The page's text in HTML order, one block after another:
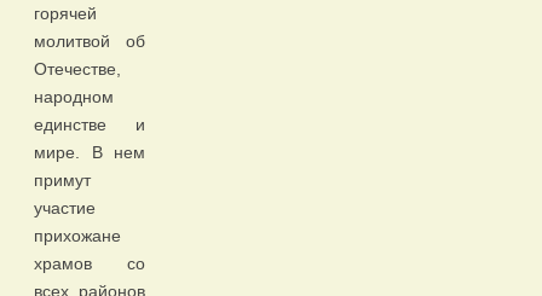
горячей
молитвой об
Отечестве,
народном
единстве и
мире. В нем
примут
участие
прихожане
храмов со
всех районов